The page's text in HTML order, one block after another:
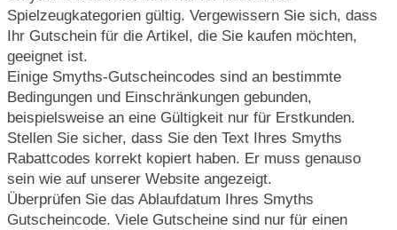
Spielzeugkategorien gültig. Vergewissern Sie sich, dass
Ihr Gutschein für die Artikel, die Sie kaufen möchten,
geeignet ist.
Einige Smyths-Gutscheincodes sind an bestimmte
Bedingungen und Einschränkungen gebunden,
beispielsweise an eine Gültigkeit nur für Erstkunden.
Stellen Sie sicher, dass Sie den Text Ihres Smyths
Rabattcodes korrekt kopiert haben. Er muss genauso
sein wie auf unserer Website angezeigt.
Überprüfen Sie das Ablaufdatum Ihres Smyths
Gutscheincode. Viele Gutscheine sind nur für einen